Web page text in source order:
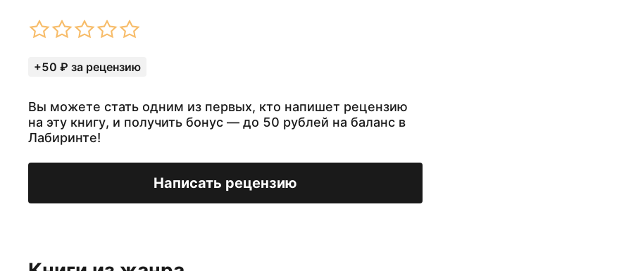
+50 ₽ за рецензию
Вы можете стать одним из первых, кто напишет рецензию
на эту книгу, и получить бонус — до 50 рублей на баланс в
Лабиринте!
Написать рецензию